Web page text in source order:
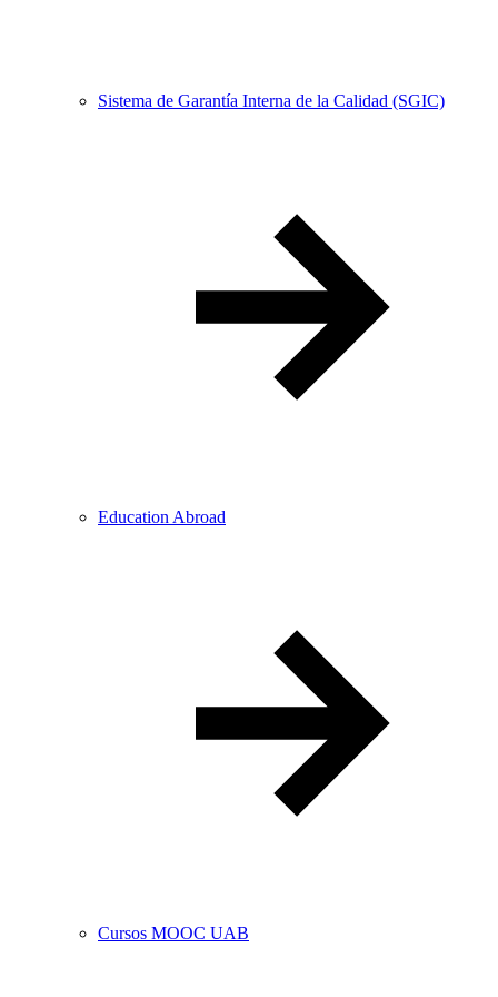
Sistema de Garantía Interna de la Calidad (SGIC)
Education Abroad
Cursos MOOC UAB